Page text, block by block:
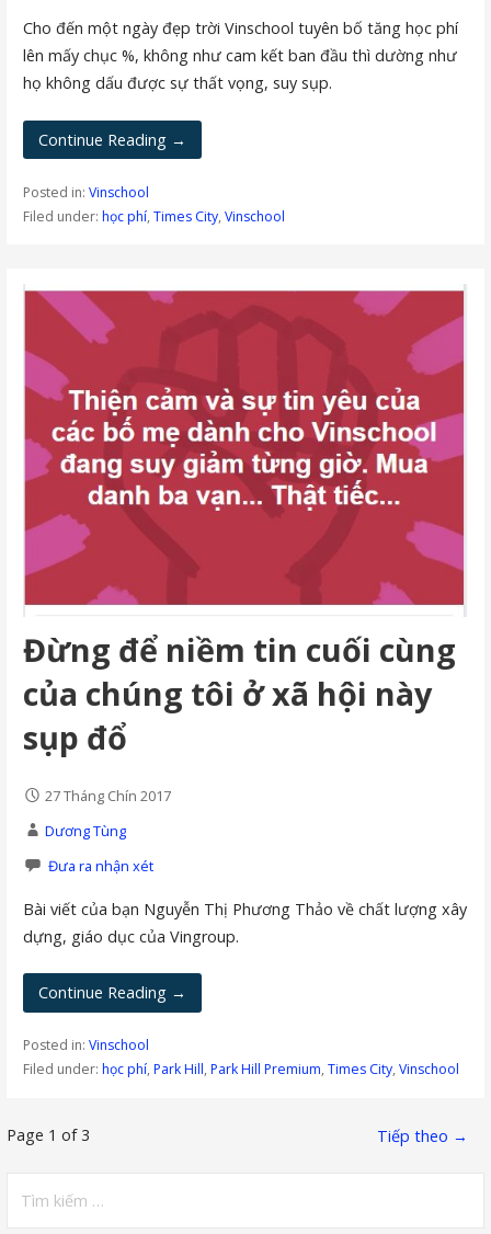
Cho đến một ngày đẹp trời Vinschool tuyên bố tăng học phí
lên mấy chục %, không như cam kết ban đầu thì dường như
họ không dấu được sự thất vọng, suy sụp.
Continue Reading →
Posted in: Vinschool
Filed under: học phí, Times City, Vinschool
Đừng để niềm tin cuối cùng
của chúng tôi ở xã hội này
sụp đổ
27 Tháng Chín 2017
Dương Tùng
Đưa ra nhận xét
Bài viết của bạn Nguyễn Thị Phương Thảo về chất lượng xây
dựng, giáo dục của Vingroup.
Continue Reading →
Posted in: Vinschool
Filed under: học phí, Park Hill, Park Hill Premium, Times City, Vinschool
Bài
viết
Page 1 of 3 Tiếp theo →
kiếm